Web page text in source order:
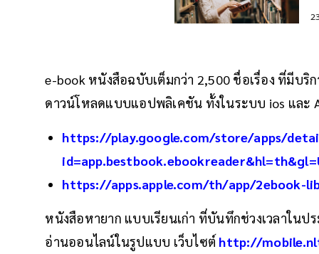
e-book หนังสือฉบับเต็มกว่า 2,500 ชื่อเรื่อง ที่มีบ
ดาวน์โหลดแบบแอปพลิเคชัน ทั้งในระบบ ios และ
https://play.google.com/store/apps/
https://apps.apple.com/th/app/2ebook-
หนังสือหายาก แบบเรียนเก่า ที่บันทึกช่วงเวลาในป
อ่านออนไลน์ในรูปแบบ เว็บไซต์ http://